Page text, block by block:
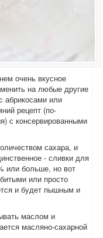
очень вкусное
на любые другие
абрикосами или
рецепт (по-
с консервированными
сахара, и
- сливки для
или больше, но вот
или просто
и будет пышным и
маслом и
масляно-сахарной